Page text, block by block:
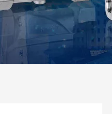
新闻
联系我们